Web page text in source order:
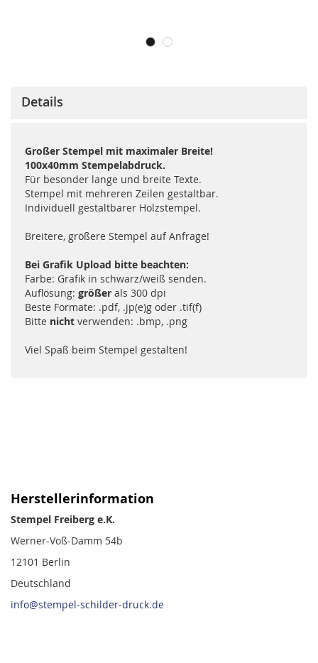
Details
Großer Stempel mit maximaler Breite!
100x40mm Stempelabdruck.
Für besonder lange und breite Texte.
Stempel mit mehreren Zeilen gestaltbar.
Individuell gestaltbarer Holzstempel.
Breitere, größere Stempel auf Anfrage!
Bei Grafik Upload bitte beachten:
Farbe: Grafik in schwarz/weiß senden.
Auflösung: größer als 300 dpi
Beste Formate: .pdf, .jp(e)g oder .tif(f)
Bitte nicht verwenden: .bmp, .png
Viel Spaß beim Stempel gestalten!
Herstellerinformation
Stempel Freiberg e.K.
Werner-Voß-Damm 54b
12101 Berlin
Deutschland
info@stempel-schilder-druck.de